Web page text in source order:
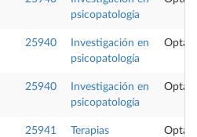
psicopatología
25940
Investigación en
psicopatología
25940
Investigación en
psicopatología
25941
Terapias